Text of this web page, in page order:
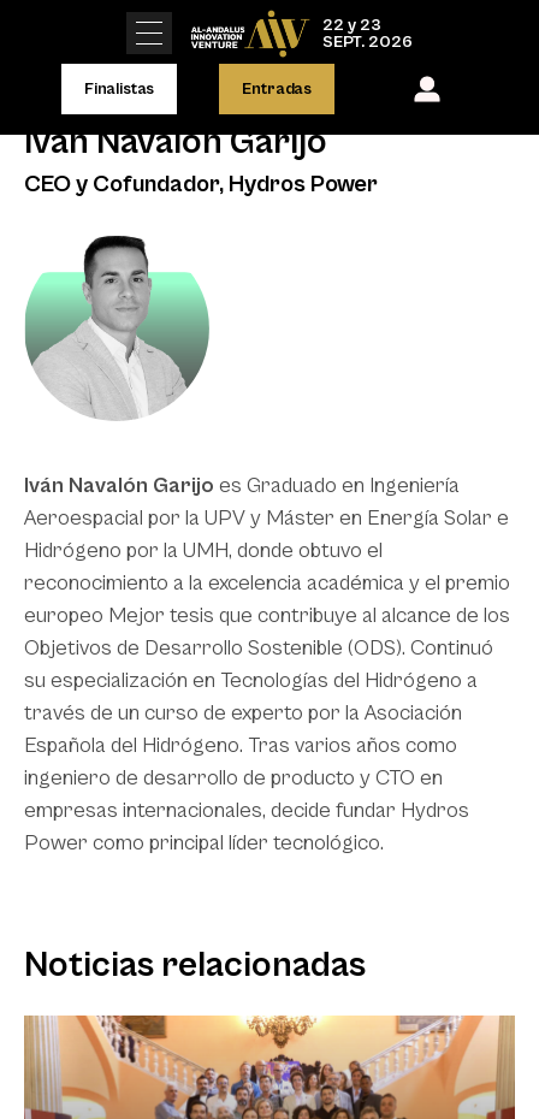
22 y 23
SEPT. 2026
Finalistas Entradas
Iván Navalón Garijo
CEO y Cofundador, Hydros Power
Iván Navalón Garijo es Graduado en Ingeniería
Aeroespacial por la UPV y Máster en Energía Solar e
Hidrógeno por la UMH, donde obtuvo el
reconocimiento a la excelencia académica y el premio
europeo Mejor tesis que contribuye al alcance de los
Objetivos de Desarrollo Sostenible (ODS). Continuó
su especialización en Tecnologías del Hidrógeno a
través de un curso de experto por la Asociación
Española del Hidrógeno. Tras varios años como
ingeniero de desarrollo de producto y CTO en
empresas internacionales, decide fundar Hydros
Power como principal líder tecnológico.
Noticias relacionadas